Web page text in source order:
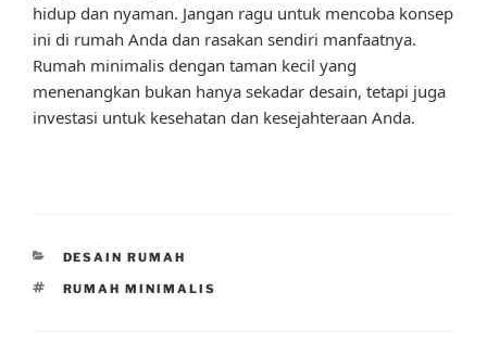
hidup dan nyaman. Jangan ragu untuk mencoba konsep
ini di rumah Anda dan rasakan sendiri manfaatnya.
Rumah minimalis dengan taman kecil yang
menenangkan bukan hanya sekadar desain, tetapi juga
investasi untuk kesehatan dan kesejahteraan Anda.
CATEGORIES
DESAIN RUMAH
TAGS
RUMAH MINIMALIS